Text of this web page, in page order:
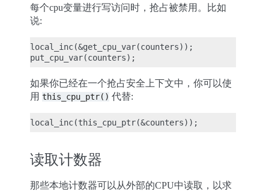
每个cpu变量进行写访问时，抢占被禁用。比如
说:
local_inc(&get_cpu_var(counters));
如果你已经在一个抢占安全上下文中，你可以使
用 this_cpu_ptr() 代替:
读取计数器
那些本地计数器可以从外部的CPU中读取，以求